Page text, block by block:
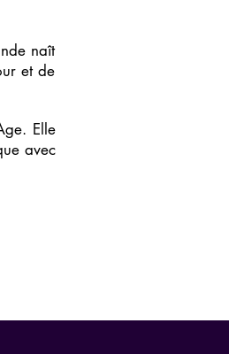
naît
et de
Elle
avec